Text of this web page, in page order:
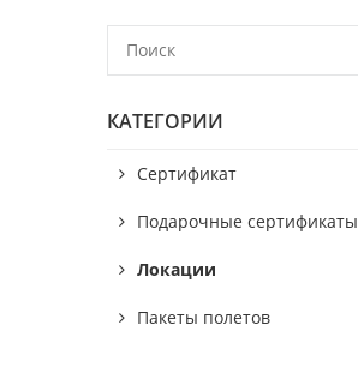
КАТЕГОРИИ
Сертификат
Подарочные сертификаты
Локации
Пакеты полетов